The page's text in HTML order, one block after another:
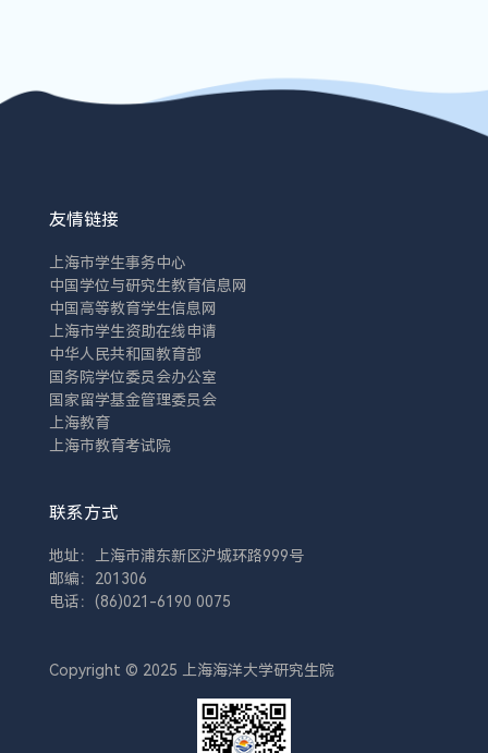
友情链接
上海市学生事务中心
中国学位与研究生教育信息网
中国高等教育学生信息网
上海市学生资助在线申请
中华人民共和国教育部
国务院学位委员会办公室
国家留学基金管理委员会
上海教育
上海市教育考试院
联系方式
地址：上海市浦东新区沪城环路999号
邮编：201306
电话：(86)021-6190 0075
Copyright © 2025 上海海洋大学研究生院